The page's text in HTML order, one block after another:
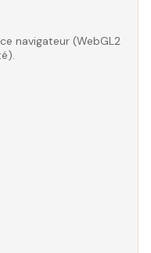
navigateur (WebGL2